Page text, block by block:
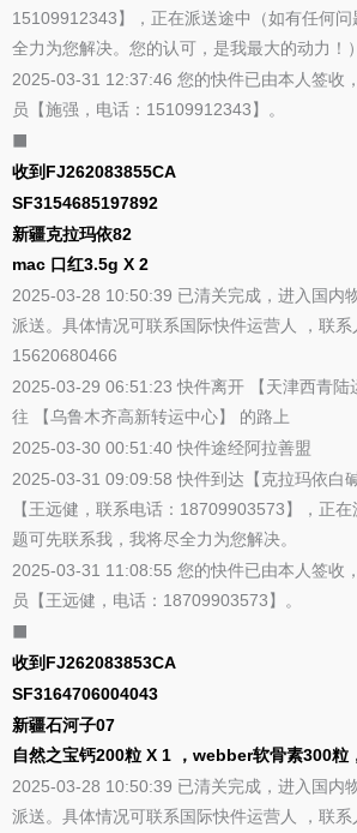
15109912343】，正在派送途中（如有任何
全力为您解决。您的认可，是我最大的动力！）
2025-03-31 12:37:46 您的快件已由本人签收
员【施强，电话：15109912343】。
收到FJ262083855CA
SF3154685197892
新疆克拉玛依82
mac 口红3.5g X 2
2025-03-28 10:50:39 已清关完成，进入国内
派送。具体情况可联系国际快件运营人 ，联系
15620680466
2025-03-29 06:51:23 快件离开 【天津西青陆
往 【乌鲁木齐高新转运中心】 的路上
2025-03-30 00:51:40 快件途经阿拉善盟
2025-03-31 09:09:58 快件到达【克拉玛依白
【王远健，联系电话：18709903573】，正
题可先联系我，我将尽全力为您解决。
2025-03-31 11:08:55 您的快件已由本人签收
员【王远健，电话：18709903573】。
收到FJ262083853CA
SF3164706004043
新疆石河子07
自然之宝钙200粒 X 1 ，webber软骨素300
2025-03-28 10:50:39 已清关完成，进入国内
派送。具体情况可联系国际快件运营人 ，联系